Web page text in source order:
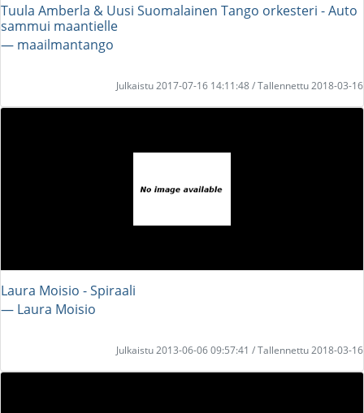
Tuula Amberla & Uusi Suomalainen Tango orkesteri - Auto
sammui maantielle
― maailmantango
Julkaistu 2017-07-16 14:11:48 / Tallennettu 2018-03-16
Laura Moisio - Spiraali
― Laura Moisio
Julkaistu 2013-06-06 09:57:41 / Tallennettu 2018-03-16